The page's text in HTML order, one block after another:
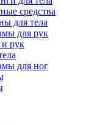
средства
для тела
для рук
и рук
для ног